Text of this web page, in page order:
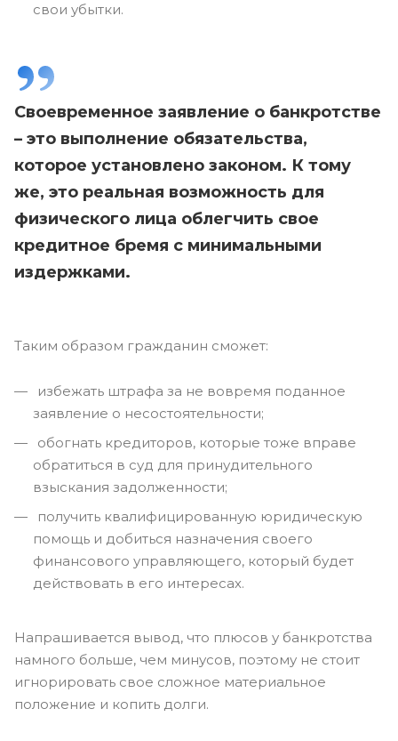
свои убытки.
Своевременное заявление о банкротстве
– это выполнение обязательства,
которое установлено законом. К тому
же, это реальная возможность для
физического лица облегчить свое
кредитное бремя с минимальными
издержками.
Таким образом гражданин сможет:
избежать штрафа за не вовремя поданное
заявление о несостоятельности;
обогнать кредиторов, которые тоже вправе
обратиться в суд для принудительного
взыскания задолженности;
получить квалифицированную юридическую
помощь и добиться назначения своего
финансового управляющего, который будет
действовать в его интересах.
Напрашивается вывод, что плюсов у банкротства
намного больше, чем минусов, поэтому не стоит
игнорировать свое сложное материальное
положение и копить долги.